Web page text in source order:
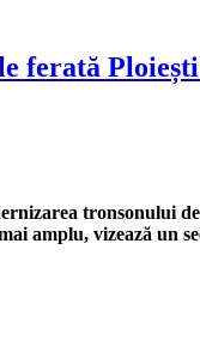
ferată
tronsonului
amplu, vizează un